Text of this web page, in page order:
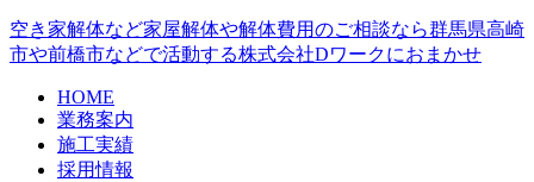
空き家解体など家屋解体や解体費用のご相談なら群馬県高崎
市や前橋市などで活動する株式会社Dワークにおまかせ
HOME
業務案内
施工実績
採用情報